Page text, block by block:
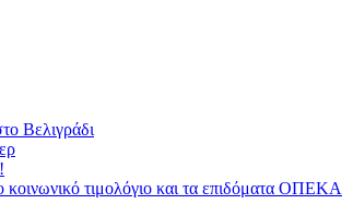
Βελιγράδι
κοινωνικό τιμολόγιο και τα επιδόματα ΟΠΕΚΑ